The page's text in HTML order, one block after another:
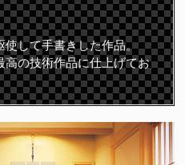
使して手書きした作品。
高の技術作品に仕上げてお